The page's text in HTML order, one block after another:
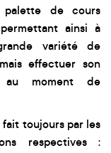
palette de cours
ainsi à
variété de
effectuer son
au moment de
fait toujours par les
respectives :